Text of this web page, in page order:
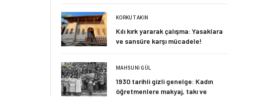
KORKUT AKIN
Kılı kırk yararak çalışma: Yasaklara
ve sansüre karşı mücadele!
MAHSUNI GÜL
1930 tarihli gizli genelge: Kadın
öğretmenlere makyaj, takı ve